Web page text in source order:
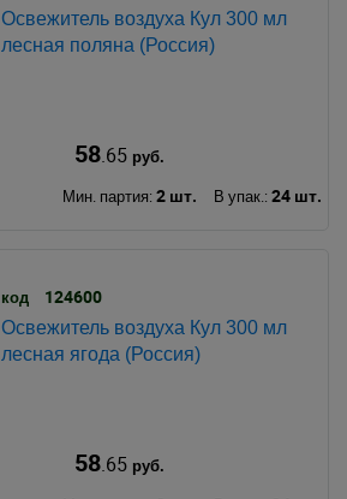
Освежитель воздуха Кул 300 мл
лесная поляна (Россия)
58.65руб.
Мин. партия: 2 шт. В упак.: 24 шт.
код 124600
Освежитель воздуха Кул 300 мл
лесная ягода (Россия)
58.65руб.